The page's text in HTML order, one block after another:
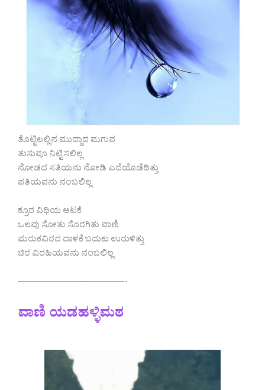
ತೊಟ್ಟಿಲಲ್ಲಿನ ಮುದ್ದಾದ ಮಗುವ
ತುಸುವೂ ನಿಟ್ಟಿಸಲಿಲ್ಲ
ನೋಡದ ಸತಿಯನು ನೋಡಿ ಎದೆಯೊಡೆದಿತ್ತು
ಪತಿಯವನು ನಂಬಲಿಲ್ಲ
ಕ್ರೂರ ವಿಧಿಯ ಆಟಕೆ
ಒಲವು ಸೋತು ಸೊರಗಿತು ವಾಣಿ
ಮರುಕವಿರದ ದಾಳಕೆ ಬದುಕು ಉರುಳಿತ್ತು
ಚಿರ ವಿರಹಿಯವನು ನಂಬಲಿಲ್ಲ
————————————-
ವಾಣಿ ಯಡಹಳ್ಳಿಮಠ